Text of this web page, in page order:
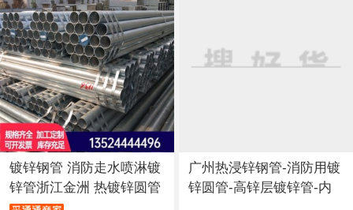
镀锌钢管 消防走水喷淋镀
锌管浙江金洲 热镀锌圆管
广州热浸锌钢管-消防用镀
锌圆管-高锌层镀锌管-内